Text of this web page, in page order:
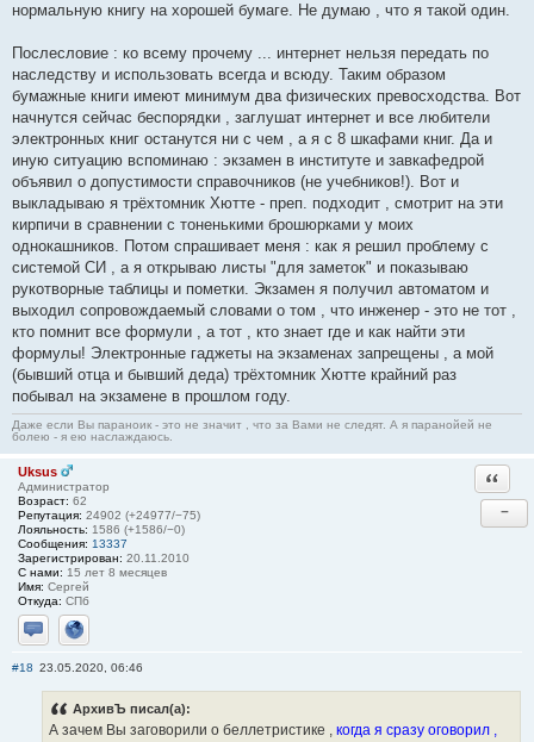
нормальную книгу на хорошей бумаге. Не думаю , что я такой один.
Послесловие : ко всему прочему ... интернет нельзя передать по
наследству и использовать всегда и всюду. Таким образом
бумажные книги имеют минимум два физических превосходства. Вот
начнутся сейчас беспорядки , заглушат интернет и все любители
электронных книг останутся ни с чем , а я с 8 шкафами книг. Да и
иную ситуацию вспоминаю : экзамен в институте и завкафедрой
объявил о допустимости справочников (не учебников!). Вот и
выкладываю я трёхтомник Хютте - преп. подходит , смотрит на эти
кирпичи в сравнении с тоненькими брошюрками у моих
однокашников. Потом спрашивает меня : как я решил проблему с
системой СИ , а я открываю листы "для заметок" и показываю
рукотворные таблицы и пометки. Экзамен я получил автоматом и
выходил сопровождаемый словами о том , что инженер - это не тот ,
кто помнит все формули , а тот , кто знает где и как найти эти
формулы! Электронные гаджеты на экзаменах запрещены , а мой
(бывший отца и бывший деда) трёхтомник Хютте крайний раз
побывал на экзамене в прошлом году.
Даже если Вы параноик - это не значит , что за Вами не следят. А я паранойей не
болею - я ею наслаждаюсь.
Uksus
Администратор
Возраст: 62
Репутация: 24902 (+24977/−75)
Лояльность: 1586 (+1586/−0)
Сообщения: 13337
Зарегистрирован: 20.11.2010
С нами: 15 лет 8 месяцев
Имя: Сергей
Откуда: СПб
Отправить личное сообщение
Сайт
−
#18 23.05.2020, 06:46
АрхивЪ писал(а):
А зачем Вы заговорили о беллетристике , когда я сразу оговорил ,